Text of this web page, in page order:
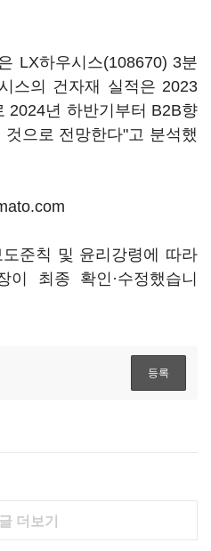
LX하우시스(108670) 3분
스의 건자재 실적은 2023
2024년 하반기부터 B2B향
으로 전망한다"고 분석했
준칙 및 윤리강령에 따라
이 최종 확인·수정했습니
더보기